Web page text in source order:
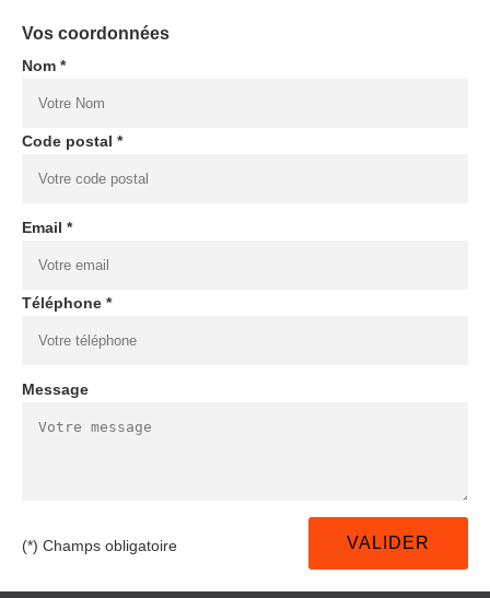
Vos coordonnées
Nom *
Code postal *
Email *
Téléphone *
Message
(*) Champs obligatoire